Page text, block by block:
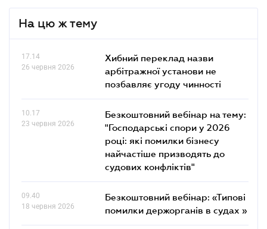
На цю ж тему
17.14
26 червня 2026
Хибний переклад назви
арбітражної установи не
позбавляє угоду чинності
10.17
23 червня 2026
Безкоштовний вебінар на тему:
"Господарські спори у 2026
році: які помилки бізнесу
найчастіше призводять до
судових конфліктів"
09.40
18 червня 2026
Безкоштовний вебінар: «Типові
помилки держорганів в судах »